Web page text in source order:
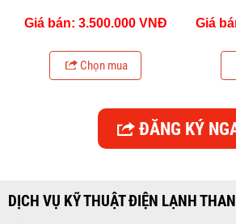
Giá bán: 3.500.000 VNĐ
Chọn mua
Giá
ĐĂNG KÝ
DỊCH VỤ KỸ THUẬT ĐIỆN LẠNH